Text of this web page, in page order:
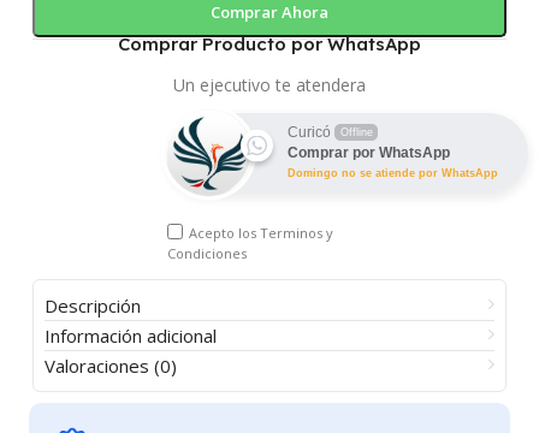
Comprar Ahora
Comprar Producto por WhatsApp
Un ejecutivo te atendera
Curicó Offline
Comprar por WhatsApp
Domingo no se atiende por WhatsApp
Acepto losTerminos y
Condiciones
Descripción
Información adicional
Valoraciones (0)